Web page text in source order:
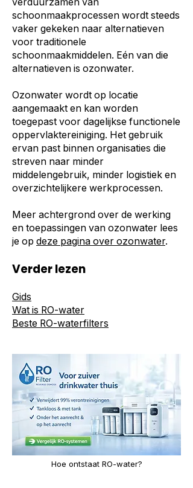
schoonmaakprocessen wordt steeds
vaker gekeken naar alternatieven
voor traditionele
schoonmaakmiddelen. Eén van die
alternatieven is ozonwater.
Ozonwater wordt op locatie
aangemaakt en kan worden
toegepast voor dagelijkse functionele
oppervlaktereiniging. Het gebruik
ervan past binnen organisaties die
streven naar minder
middelengebruik, minder logistiek en
overzichtelijkere werkprocessen.
Meer achtergrond over de werking
en toepassingen van ozonwater lees
je op deze pagina over ozonwater.
Verder lezen
Gids
Wat is RO-water
Beste RO-waterfilters
Hoe ontstaat RO-water?